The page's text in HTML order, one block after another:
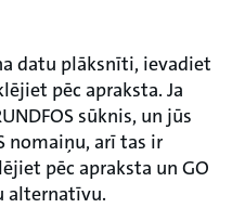
datu plāksnīti, ievadiet
pēc apraksta. Ja
sūknis, un jūs
nomaiņu, arī tas ir
pēc apraksta un GO
alternatīvu.